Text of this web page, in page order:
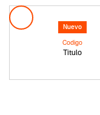
Nuevo
Titulo
Codigo